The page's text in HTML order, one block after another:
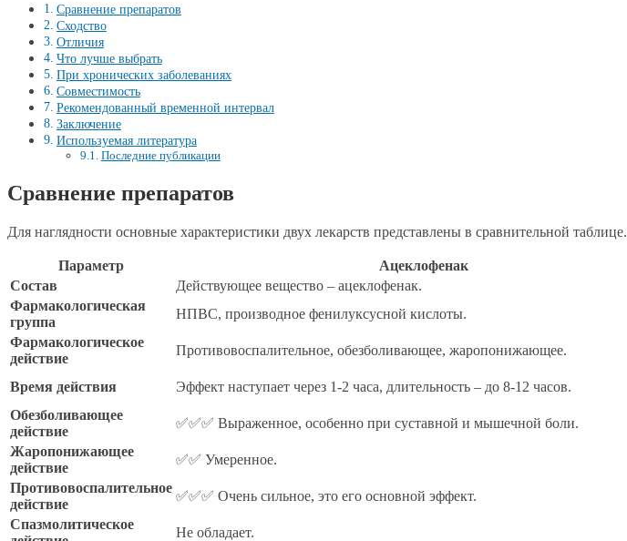
Сравнение препаратов
Сходство
Отличия
Что лучше выбрать
При хронических заболеваниях
Совместимость
Рекомендованный временной интервал
Заключение
Используемая литература
Последние публикации
Сравнение препаратов
Для наглядности основные характеристики двух лекарств представлены в сравнительной таблице.
Параметр Ацеклофенак
Состав
Действующее вещество – ацеклофенак.
Фармакологическая
группа
НПВС, производное фенилуксусной кислоты.
Фармакологическое
действие
Противовоспалительное, обезболивающее, жаропонижающее.
Время действия
Эффект наступает через 1-2 часа, длительность – до 8-12 часов.
Обезболивающее
действие
✅✅✅ Выраженное, особенно при суставной и мышечной боли.
Жаропонижающее
действие
✅✅ Умеренное.
Противовоспалительное
действие
✅✅✅ Очень сильное, это его основной эффект.
Спазмолитическое
Не обладает.